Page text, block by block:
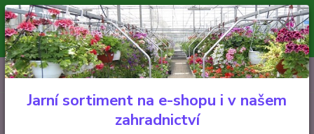
Minimální hodnota pro odeslání z e-shopu je 300 Kč.
V tuto chvíli již hlavní nápor objednávek opadl a balíček můžete čekat
nejpozději v následujícím týdnu po přijetí objednávky. Objednávky
vyřizujeme v pořadí, v jakém přišly...
CZK
+420 602 223 614 0ks
za0 Kč
Jarní sortiment na e-shopu i v našem
zahradnictví